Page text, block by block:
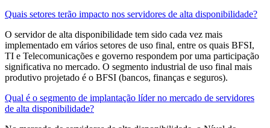
Quais setores terão impacto nos servidores de alta disponibilidade?
O servidor de alta disponibilidade tem sido cada vez mais
implementado em vários setores de uso final, entre os quais BFSI,
TI e Telecomunicações e governo respondem por uma participação
significativa no mercado. O segmento industrial de uso final mais
produtivo projetado é o BFSI (bancos, finanças e seguros).
Qual é o segmento de implantação líder no mercado de servidores
de alta disponibilidade?